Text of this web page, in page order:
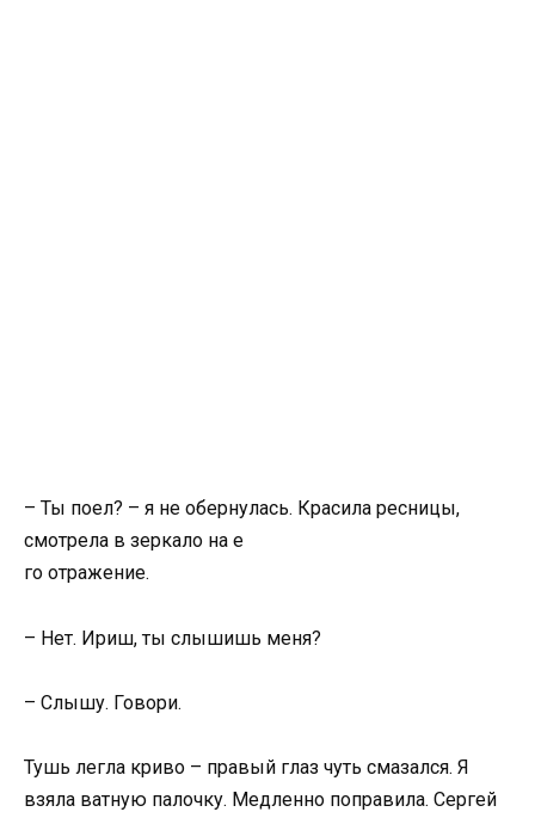
– Ты поел? – я не обернулась. Красила ресницы,
смотрела в зеркало на е
го отражение.
– Нет. Ириш, ты слышишь меня?
– Слышу. Говори.
Тушь легла криво – правый глаз чуть смазался. Я
взяла ватную палочку. Медленно поправила. Сергей